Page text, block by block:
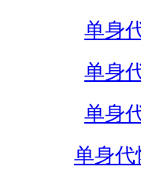
单身
单身
单身
单身代